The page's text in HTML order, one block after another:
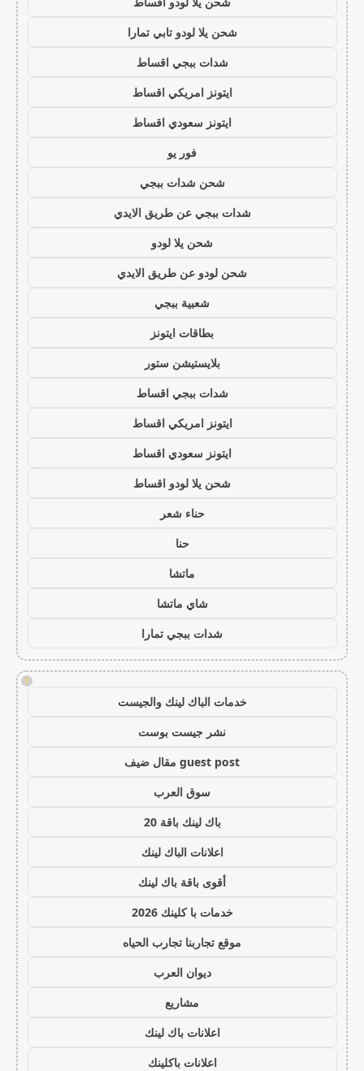
شحن يلا لودو تابي تمارا
شدات ببجي اقساط
ايتونز امريكي اقساط
ايتونز سعودي اقساط
فور يو
شحن شدات ببجي
شدات ببجي عن طريق الايدي
شحن يلا لودو
شحن لودو عن طريق الايدي
شعبية ببجي
بطاقات ايتونز
بلايستيشن ستور
شدات ببجي اقساط
ايتونز امريكي اقساط
ايتونز سعودي اقساط
شحن يلا لودو اقساط
حناء شعر
حنا
ماتشا
شاي ماتشا
شدات ببجي تمارا
!
خدمات الباك لينك والجيست
نشر جيست بوست
guest post مقال ضيف
سوق العرب
باك لينك باقة 20
اعلانات الباك لينك
أقوى باقة باك لينك
خدمات با كلينك 2026
موقع تجاربنا تجارب الحياه
ديوان العرب
مشاريع
اعلانات باك لينك
اعلانات باكلينك